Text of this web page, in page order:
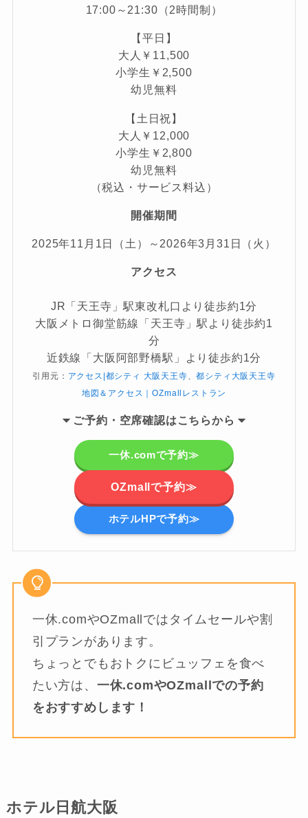
17:00～21:30（2時間制）
【平日】
大人￥11,500
小学生￥2,500
幼児無料
【土日祝】
大人￥12,000
小学生￥2,800
幼児無料
（税込・サービス料込）
開催期間
2025年11月1日（土）～2026年3月31日（火）
アクセス
JR「天王寺」駅東改札口より徒歩約1分
大阪メトロ御堂筋線「天王寺」駅より徒歩約1
分
近鉄線「大阪阿部野橋駅」より徒歩約1分
引用元： アクセス|都シティ 大阪天王寺、都シティ大阪天王寺
地図＆アクセス｜OZmallレストラン
ご予約・空席確認はこちらから
一休.comで予約≫
OZmallで予約≫
ホテルHPで予約≫
一休.comやOZmallではタイムセールや割
引プランがあります。
ちょっとでもおトクにビュッフェを食べ
たい方は、 一休.comやOZmallでの予約
をおすすめします！
ホテル日航大阪